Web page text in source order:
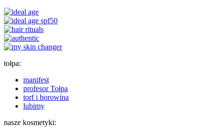
tołpa:
manifest
profesor Tołpa
torf i borowina
lubimy
nasze kosmetyki: